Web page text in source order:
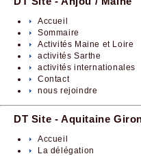
Accueil
Sommaire
Activités Maine et Loire
activités Sarthe
activités internationales
Contact
nous rejoindre
DT Site - Aquitaine
Accueil
La délégation